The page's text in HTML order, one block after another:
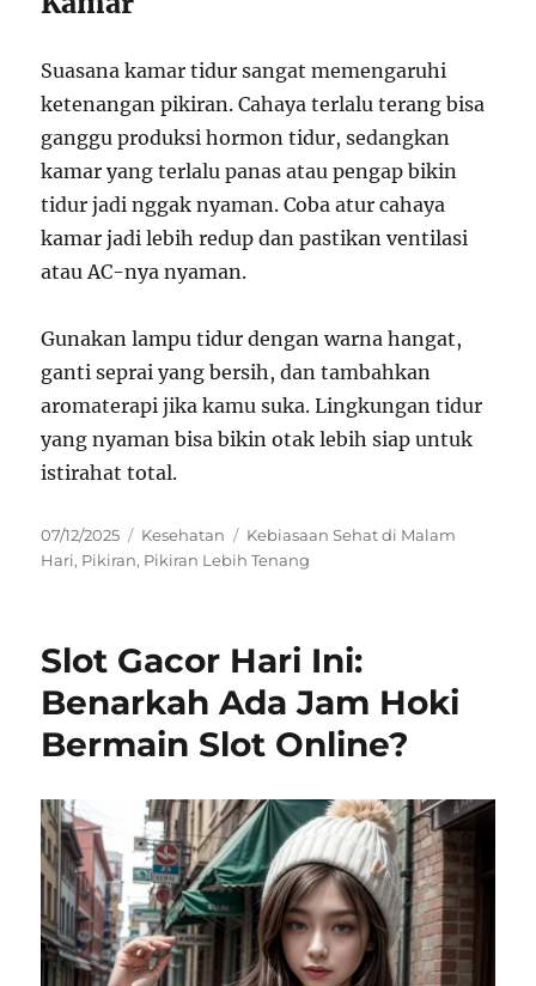
Suasana kamar tidur sangat memengaruhi
ketenangan pikiran. Cahaya terlalu terang bisa
ganggu produksi hormon tidur, sedangkan
kamar yang terlalu panas atau pengap bikin
tidur jadi nggak nyaman. Coba atur cahaya
kamar jadi lebih redup dan pastikan ventilasi
atau AC-nya nyaman.
Gunakan lampu tidur dengan warna hangat,
ganti seprai yang bersih, dan tambahkan
aromaterapi jika kamu suka. Lingkungan tidur
yang nyaman bisa bikin otak lebih siap untuk
istirahat total.
Posted
on
07/12/2025 Categories
Kesehatan Tags
Kebiasaan Sehat di Malam
Hari, Pikiran, Pikiran Lebih Tenang
Slot Gacor Hari Ini:
Benarkah Ada Jam Hoki
Bermain Slot Online?